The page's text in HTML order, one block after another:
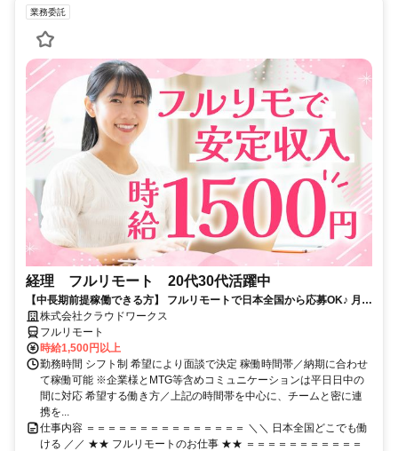
業務委託
経理 フルリモート 20代30代活躍中
【中長期前提稼働できる方】 フルリモートで日本全国から応募OK♪ 月稼
働50時間で安定収入！
株式会社クラウドワークス
フルリモート
時給1,500円以上
勤務時間 シフト制 希望により面談で決定 稼働時間帯／納期に合わせ
て稼働可能 ※企業様とMTG等含めコミュニケーションは平日日中の
間に対応 希望する働き方／上記の時間帯を中心に、チームと密に連
携を...
仕事内容 ＝＝＝＝＝＝＝＝＝＝＝＝＝＝＝ ＼＼ 日本全国どこでも働
ける ／／ ★★ フルリモートのお仕事 ★★ ＝＝＝＝＝＝＝＝＝＝＝